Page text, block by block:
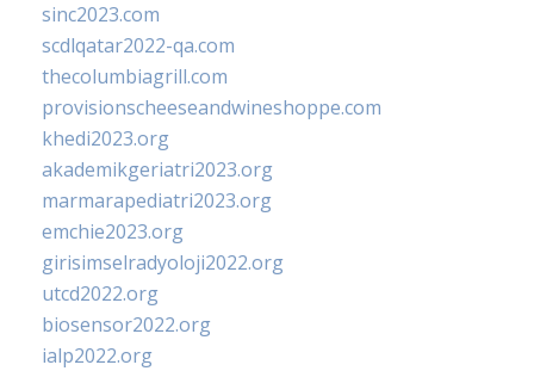
sinc2023.com
scdlqatar2022-qa.com
thecolumbiagrill.com
provisionscheeseandwineshoppe.com
khedi2023.org
akademikgeriatri2023.org
marmarapediatri2023.org
emchie2023.org
girisimselradyoloji2022.org
utcd2022.org
biosensor2022.org
ialp2022.org